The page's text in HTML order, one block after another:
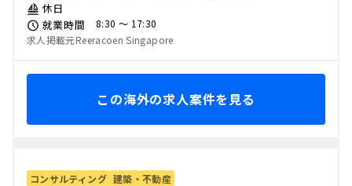
休日
就業時間
8:30 〜 17:30
求人掲載元Reeracoen Singapore
この海外の求人案件を見る
コンサルティング 建築・不動産